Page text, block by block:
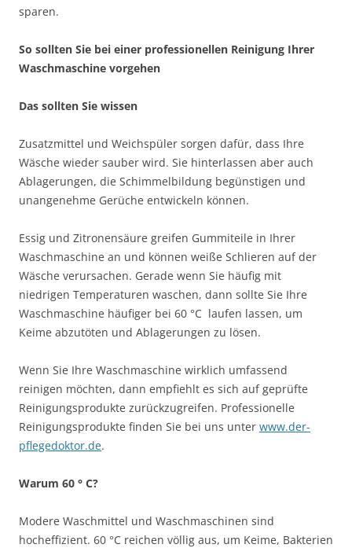
sparen.
So sollten Sie bei einer professionellen Reinigung Ihrer
Waschmaschine vorgehen
Das sollten Sie wissen
Zusatzmittel und Weichspüler sorgen dafür, dass Ihre
Wäsche wieder sauber wird. Sie hinterlassen aber auch
Ablagerungen, die Schimmelbildung begünstigen und
unangenehme Gerüche entwickeln können.
Essig und Zitronensäure greifen Gummiteile in Ihrer
Waschmaschine an und können weiße Schlieren auf der
Wäsche verursachen. Gerade wenn Sie häufig mit
niedrigen Temperaturen waschen, dann sollte Sie Ihre
Waschmaschine häufiger bei 60 °C laufen lassen, um
Keime abzutöten und Ablagerungen zu lösen.
Wenn Sie Ihre Waschmaschine wirklich umfassend
reinigen möchten, dann empfiehlt es sich auf geprüfte
Reinigungsprodukte zurückzugreifen. Professionelle
Reinigungsprodukte finden Sie bei uns unter www.der-
pflegedoktor.de.
Warum 60 ° C?
Modere Waschmittel und Waschmaschinen sind
hocheffizient. 60 °C reichen völlig aus, um Keime, Bakterien